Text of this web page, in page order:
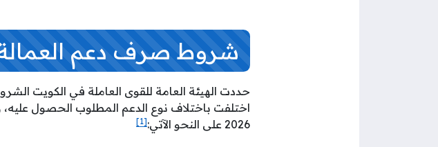
شروط صرف دعم العمالة
حددت الهيئة العامة للقوى العاملة في الكويت
اختلفت باختلاف نوع الدعم المطلوب الحصول
2026 على النحو الآتي:
[1]